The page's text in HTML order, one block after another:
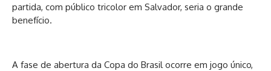
partida, com público tricolor em Salvador, seria o grande
benefício.
A fase de abertura da Copa do Brasil ocorre em jogo único,